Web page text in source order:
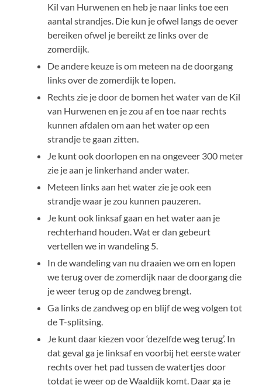
Kil van Hurwenen en heb je naar links toe een
aantal strandjes. Die kun je ofwel langs de oever
bereiken ofwel je bereikt ze links over de
zomerdijk.
De andere keuze is om meteen na de doorgang
links over de zomerdijk te lopen.
Rechts zie je door de bomen het water van de Kil
van Hurwenen en je zou af en toe naar rechts
kunnen afdalen om aan het water op een
strandje te gaan zitten.
Je kunt ook doorlopen en na ongeveer 300 meter
zie je aan je linkerhand ander water.
Meteen links aan het water zie je ook een
strandje waar je zou kunnen pauzeren.
Je kunt ook linksaf gaan en het water aan je
rechterhand houden. Wat er dan gebeurt
vertellen we in wandeling 5.
In de wandeling van nu draaien we om en lopen
we terug over de zomerdijk naar de doorgang die
je weer terug op de zandweg brengt.
Ga links de zandweg op en blijf de weg volgen tot
de T-splitsing.
Je kunt daar kiezen voor ‘dezelfde weg terug’. In
dat geval ga je linksaf en voorbij het eerste water
rechts over het pad tussen de watertjes door
totdat je weer op de Waaldijk komt. Daar ga je